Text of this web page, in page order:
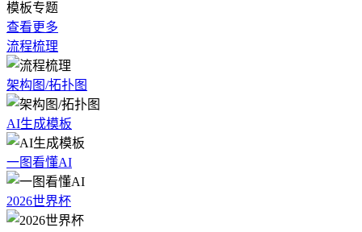
模板专题
查看更多
流程梳理
架构图/拓扑图
AI生成模板
一图看懂AI
2026世界杯